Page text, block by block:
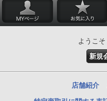
ようこ
新規
店舗紹介